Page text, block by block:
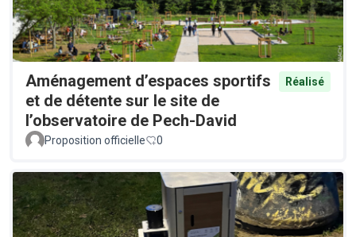
Aménagement d’espaces sportifs
et de détente sur le site de
l’observatoire de Pech-David
Réalisé
Proposition officielle 0